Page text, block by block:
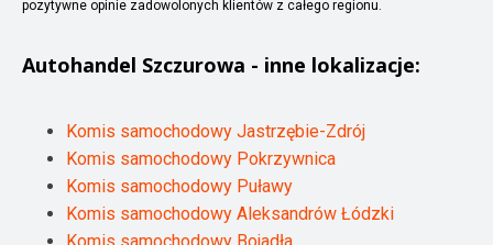
pozytywne opinie zadowolonych klientów z całego regionu.
Autohandel Szczurowa - inne lokalizacje:
Komis samochodowy Jastrzębie-Zdrój
Komis samochodowy Pokrzywnica
Komis samochodowy Puławy
Komis samochodowy Aleksandrów Łódzki